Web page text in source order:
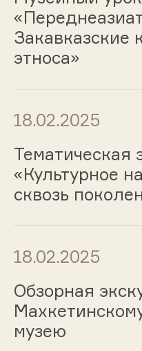
Закавказские
этноса»
18.02.2025
Тематическая
«Культурное
сквозь
18.02.2025
Обзорная
музею